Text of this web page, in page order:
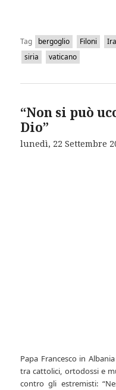
Tag bergoglio Filoni
siria
vaticano
“Non si può
Dio”
lunedì, 22 Settembre
Papa Francesco in
tra cattolici, ortodossi e
contro gli estremisti: